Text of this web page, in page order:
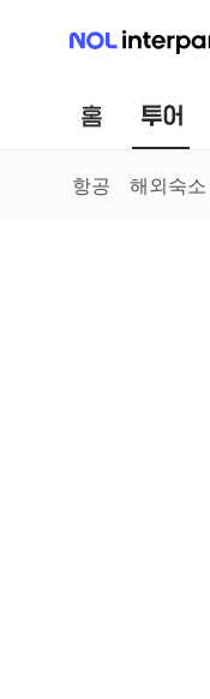
NOL 인터파크
홈 투어
항공 해외숙소